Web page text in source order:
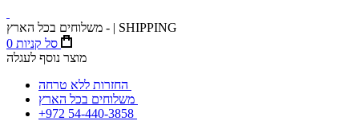
משלוחים בכל הארץ - | SHIPPING
0 סל קניות
מוצר נוסף לעגלה
+972 54-440-3858